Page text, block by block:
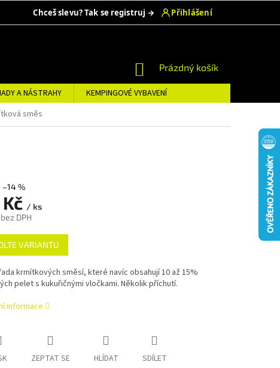
NÁKUPNÍ
KOŠÍK
Prázdný košík
A NÁSTRAHY
KEMPINGOVÉ VYBAVENÍ
směs
–14 %
/ ks
DPH
VARIANTU
krmítkových směsí, které navíc obsahují 10 až 15%
pelet s kukuřičnými vločkami. Několik příchutí.
informace
ZEPTAT SE HLÍDAT SDÍLET